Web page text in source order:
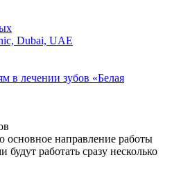
Dubai, UAE
в лечении зубов «Белая
основное направление работы
работать сразу несколько